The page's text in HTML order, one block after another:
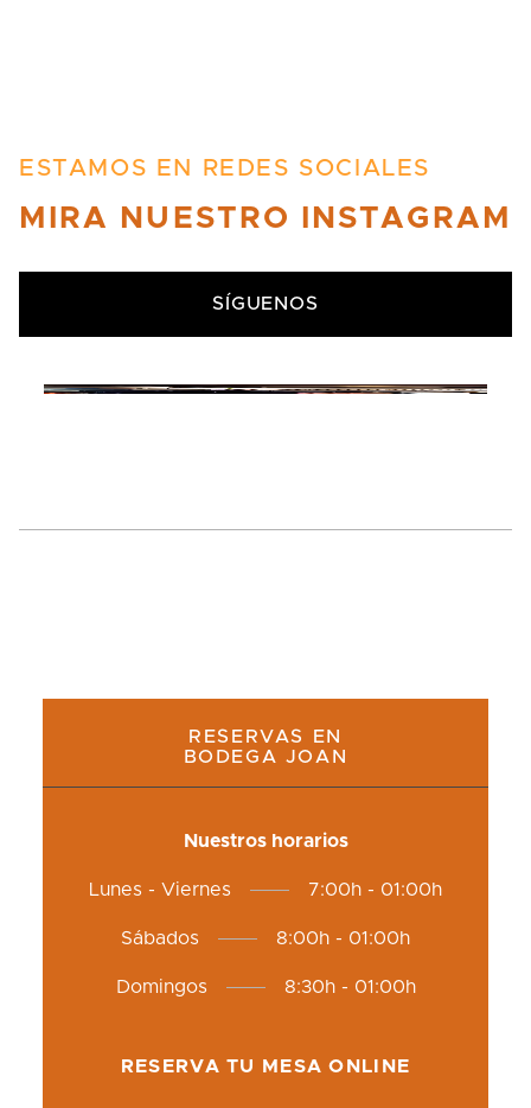
ESTAMOS EN REDES SOCIALES
MIRA NUESTRO INSTAGRAM
SÍGUENOS
RESERVAS EN
BODEGA JOAN
Nuestros horarios
Lunes - Viernes 7:00h - 01:00h
Sábados 8:00h - 01:00h
Domingos 8:30h - 01:00h
RESERVA TU MESA ONLINE